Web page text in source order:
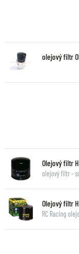
olejový filtr
Olejový filtr
olejový filtr -
Olejový filtr
RC Racing